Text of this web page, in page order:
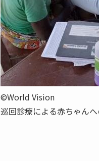
©World Vision
巡回診療による赤ちゃん